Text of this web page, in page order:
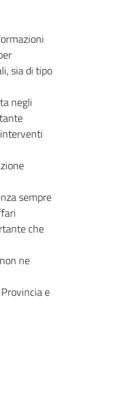
sia di tipo
negli
sempre
che
ne
e